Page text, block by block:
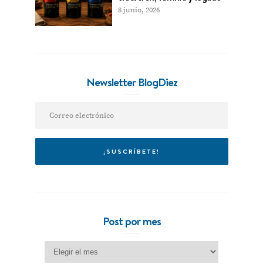
8 junio, 2026
Newsletter BlogDiez
Post por mes
Post por mes